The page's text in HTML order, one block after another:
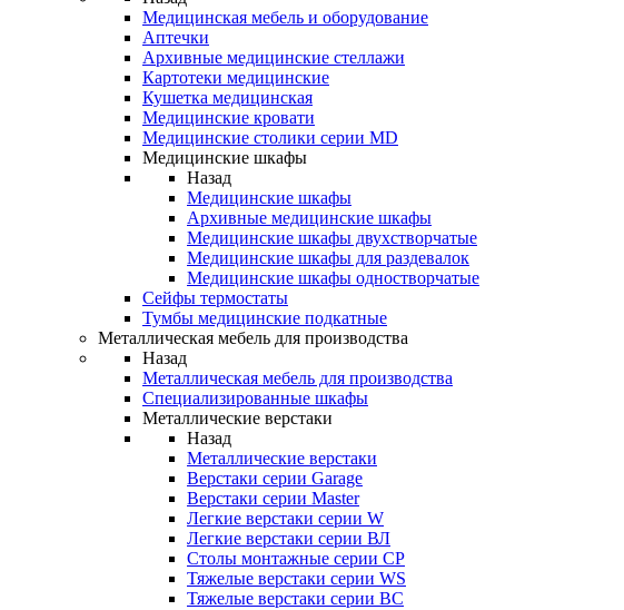
Медицинская мебель и оборудование
Аптечки
Архивные медицинские стеллажи
Картотеки медицинские
Кушетка медицинская
Медицинские кровати
Медицинские столики серии MD
Медицинские шкафы
Назад
Медицинские шкафы
Архивные медицинские шкафы
Медицинские шкафы двухстворчатые
Медицинские шкафы для раздевалок
Медицинские шкафы одностворчатые
Сейфы термостаты
Тумбы медицинские подкатные
Металлическая мебель для производства
Назад
Металлическая мебель для производства
Cпециализированные шкафы
Металлические верстаки
Назад
Металлические верстаки
Верстаки серии Garage
Верстаки серии Master
Легкие верстаки серии W
Легкие верстаки серии ВЛ
Столы монтажные серии СР
Тяжелые верстаки серии WS
Тяжелые верстаки серии ВС